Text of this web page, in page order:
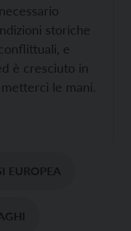
storiche
e
è cresciuto in
le mani.
EUROPEA